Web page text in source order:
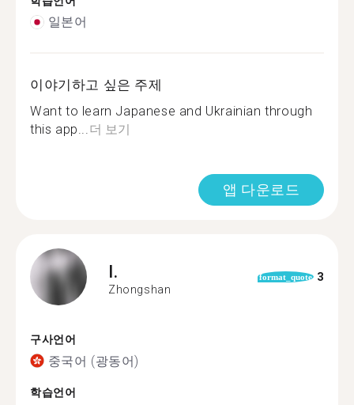
일본어
이야기하고 싶은 주제
Want to learn Japanese and Ukrainian through
this app...더 보기
앱 다운로드
I.
Zhongshan
format_quote 3
구사언어
중국어 (광동어)
학습언어